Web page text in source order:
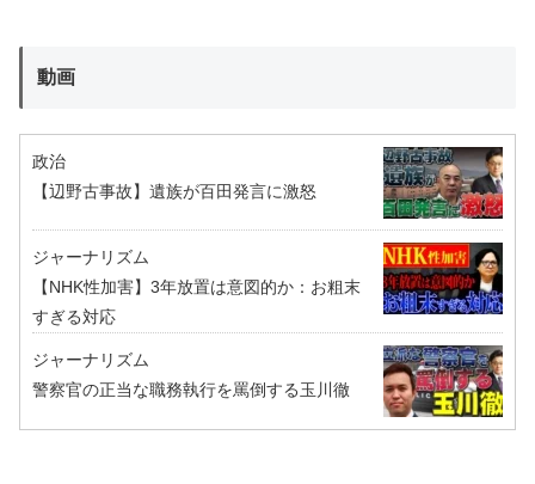
動画
政治
【辺野古事故】遺族が百田発言に激怒
ジャーナリズム
【NHK性加害】3年放置は意図的か：お粗末
すぎる対応
ジャーナリズム
警察官の正当な職務執行を罵倒する玉川徹